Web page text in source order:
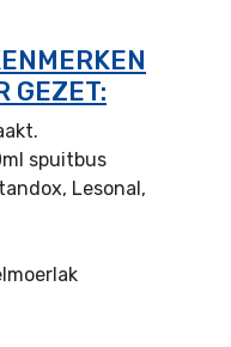
GEZET:
spuitbus
Lesonal,